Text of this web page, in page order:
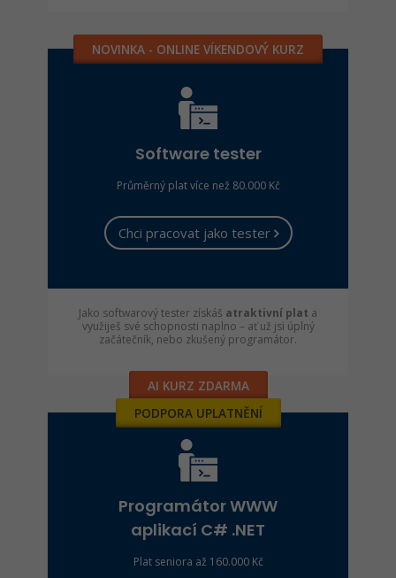
NOVINKA - ONLINE VÍKENDOVÝ KURZ
Software tester
Průměrný plat více než 80.000 Kč
Chci pracovat jako tester
Jako softwarový tester získáš atraktivní plat a
využiješ své schopnosti naplno – ať už jsi úplný
začátečník, nebo zkušený programátor.
AI KURZ ZDARMA
PODPORA UPLATNĚNÍ
Programátor WWW
aplikací C# .NET
Plat seniora až 160.000 Kč